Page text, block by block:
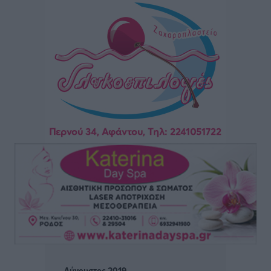
Πραγματοποιήθηκαν 43.881 έλεγχοι και βεβαιώθηκαν
12.272 παραβάσεις από την αστυνομία τον Ιούλιο
Τοπικές Ειδήσεις πριν 1 ώρα
Συνελήφθησαν δύο αλλοδαπές για λαθρεμπόριο
-3.928- πακέτα χωρίς ειδική ταινία φορολόγησης
Τοπικές Ειδήσεις• πριν 1 ώρα
Γ. Χατζημάρκος: 3,58 εκατ. ευρώ για την ανάπλαση
του παραλιακού μετώπου της Πόθιας στην Κάλυμνο
Τοπικές Ειδήσεις πριν 2 ώρες